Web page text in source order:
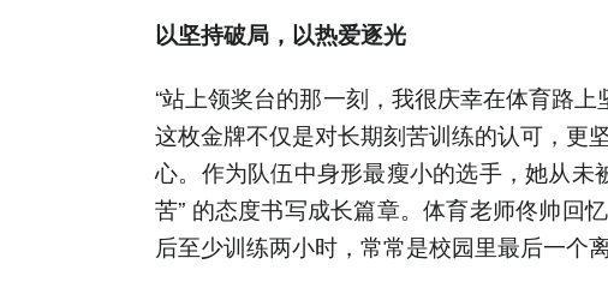
以坚持破局，以热爱逐光
“站上领奖台的那一刻，我很庆幸在体育路上
这枚金牌不仅是对长期刻苦训练的认可，更
心。作为队伍中身形最瘦小的选手，她从未
苦” 的态度书写成长篇章。体育老师佟帅回
后至少训练两小时，常常是校园里最后一个离